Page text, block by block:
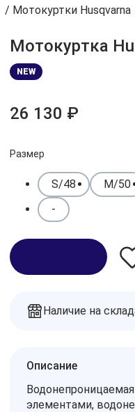
/ Мотокуртки Husqvarna
Мотокуртка
NEW
26 130 ₽
Размер
S/48 M/50
-
Наличие на
Описание
элементами,